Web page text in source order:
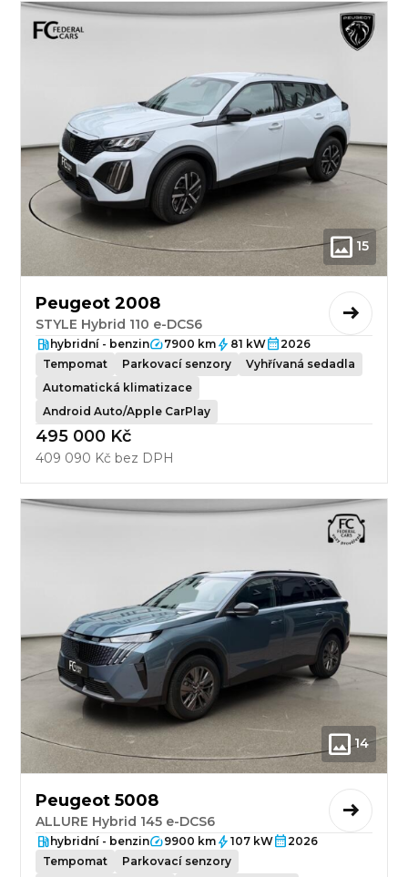
15
Peugeot 2008
STYLE Hybrid 110 e-DCS6
hybridní - benzin 7900 km 81 kW
2026
Tempomat
Parkovací senzory
Vyhřívaná sedadla
Automatická klimatizace
Android Auto/Apple CarPlay
495 000 Kč
409 090 Kč bez DPH
14
Peugeot 5008
ALLURE Hybrid 145 e-DCS6
hybridní - benzin 9900 km 107 kW
2026
Tempomat
Parkovací senzory